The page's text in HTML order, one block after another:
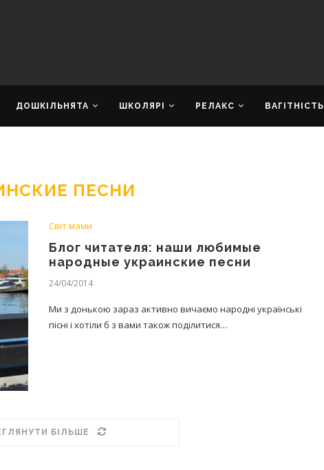
ДОШКІЛЬНЯТА ШКОЛЯРІ РЕЛАКС ВАГІТНІСТЬ
ПЕСНИ
Світ мами
Блог читателя: наши любимые
народные украинские песни
24/04/2014
Ми з донькою зараз активно вичаємо народні українські
пісні і хотіли б з вами також поділитися…
БІЛЬШЕ